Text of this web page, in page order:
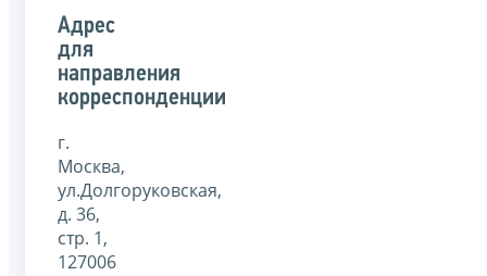
Адрес
для
направления
корреспонденции
г.
Москва,
ул.Долгоруковская,
д. 36,
стр. 1,
127006